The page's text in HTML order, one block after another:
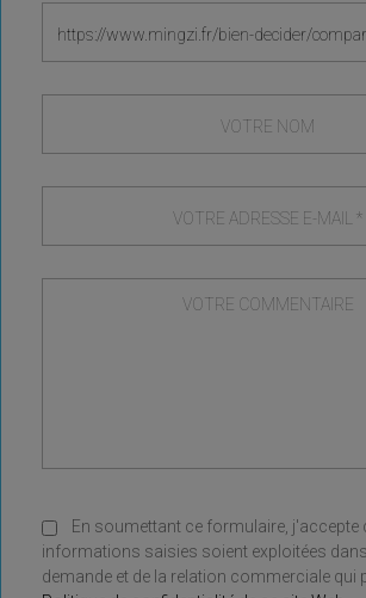
En soumettant ce formulaire, j'accepte
informations saisies soient exploitées
demande et de la relation commerciale qui